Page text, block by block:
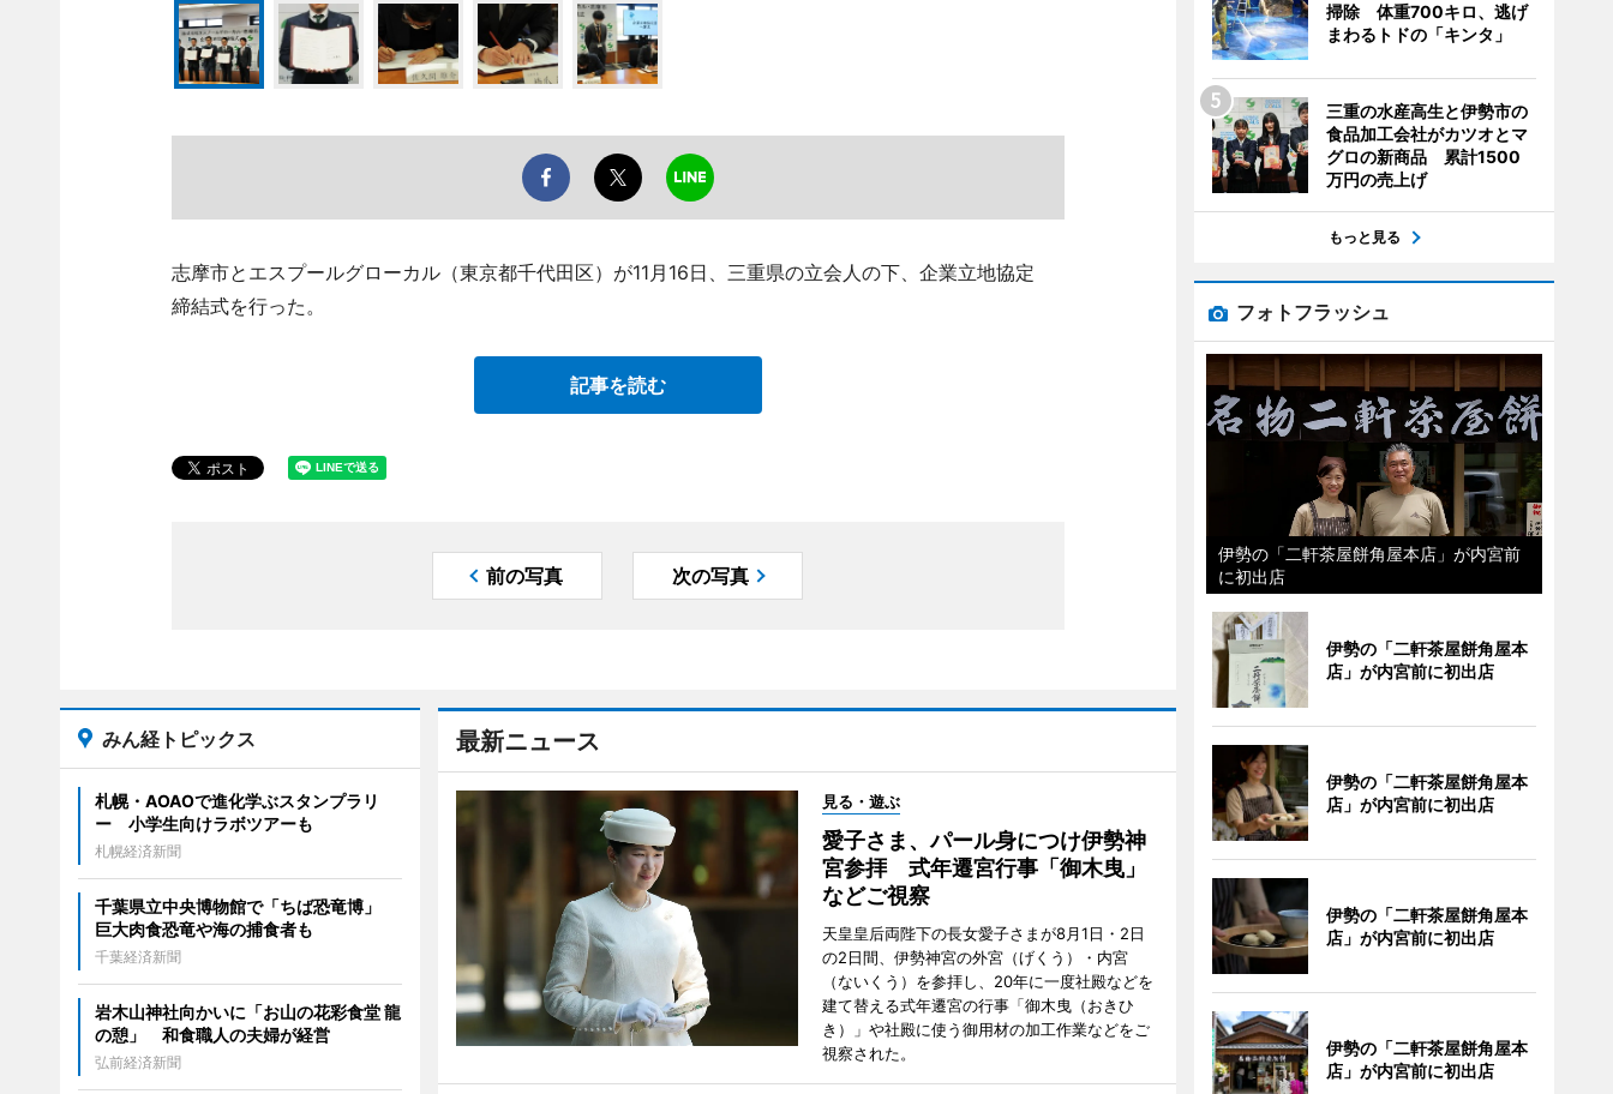
志摩市とエスプールグローカル（東京都千代田区）が11月16日、三重県の立会人の下、企業立地協定
締結式を行った。
記事を読む
前の写真 次の写真
最新ニュース
見る・遊ぶ
愛子さま、パール身につけ伊勢神
宮参拝 式年遷宮行事「御木曳」
などご視察
天皇皇后両陛下の長女愛子さまが8月1日・2日
の2日間、伊勢神宮の外宮（げくう）・内宮
（ないくう）を参拝し、20年に一度社殿などを
建て替える式年遷宮の行事「御木曳（おきひ
き）」や社殿に使う御用材の加工作業などをご
視察された。
みん経トピックス
札幌・AOAOで進化学ぶスタンプラリ
ー 小学生向けラボツアーも
札幌経済新聞
千葉県立中央博物館で「ちば恐竜博」
巨大肉食恐竜や海の捕食者も
千葉経済新聞
岩木山神社向かいに「お山の花彩食堂 龍
の憩」 和食職人の夫婦が経営
弘前経済新聞
掃除 体重700キロ、逃げ
まわるトドの「キンタ」
三重の水産高生と伊勢市の
食品加工会社がカツオとマ
グロの新商品 累計1500
万円の売上げ
もっと見る
フォトフラッシュ
伊勢の「二軒茶屋餅角屋本店」が内宮前
に初出店
伊勢の「二軒茶屋餅角屋本
店」が内宮前に初出店
伊勢の「二軒茶屋餅角屋本
店」が内宮前に初出店
伊勢の「二軒茶屋餅角屋本
店」が内宮前に初出店
伊勢の「二軒茶屋餅角屋本
店」が内宮前に初出店